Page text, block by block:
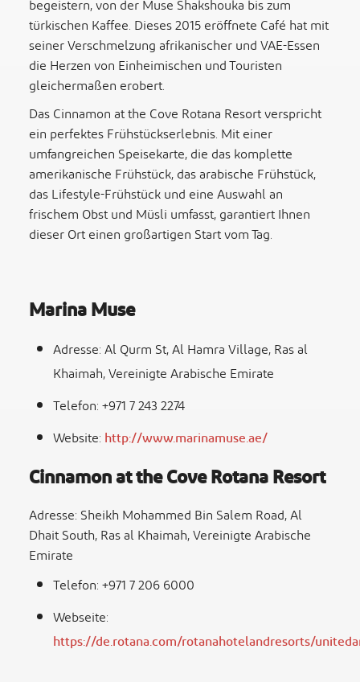
begeistern, von der Muse Shakshouka bis zum
türkischen Kaffee. Dieses 2015 eröffnete Café hat mit
seiner Verschmelzung afrikanischer und VAE-Essen
die Herzen von Einheimischen und Touristen
gleichermaßen erobert.
Das Cinnamon at the Cove Rotana Resort verspricht
ein perfektes Frühstückserlebnis. Mit einer
umfangreichen Speisekarte, die das komplette
amerikanische Frühstück, das arabische Frühstück,
das Lifestyle-Frühstück und eine Auswahl an
frischem Obst und Müsli umfasst, garantiert Ihnen
dieser Ort einen großartigen Start vom Tag.
Marina Muse
Adresse: Al Qurm St, Al Hamra Village, Ras al
Khaimah, Vereinigte Arabische Emirate
Telefon: +971 7 243 2274
Website:http://www.marinamuse.ae/
Cinnamon at the Cove Rotana Resort
Adresse: Sheikh Mohammed Bin Salem Road, Al
Dhait South, Ras al Khaimah, Vereinigte Arabische
Emirate
Telefon: +971 7 206 6000
Webseite:
https://de.rotana.com/rotanahotelandresorts/